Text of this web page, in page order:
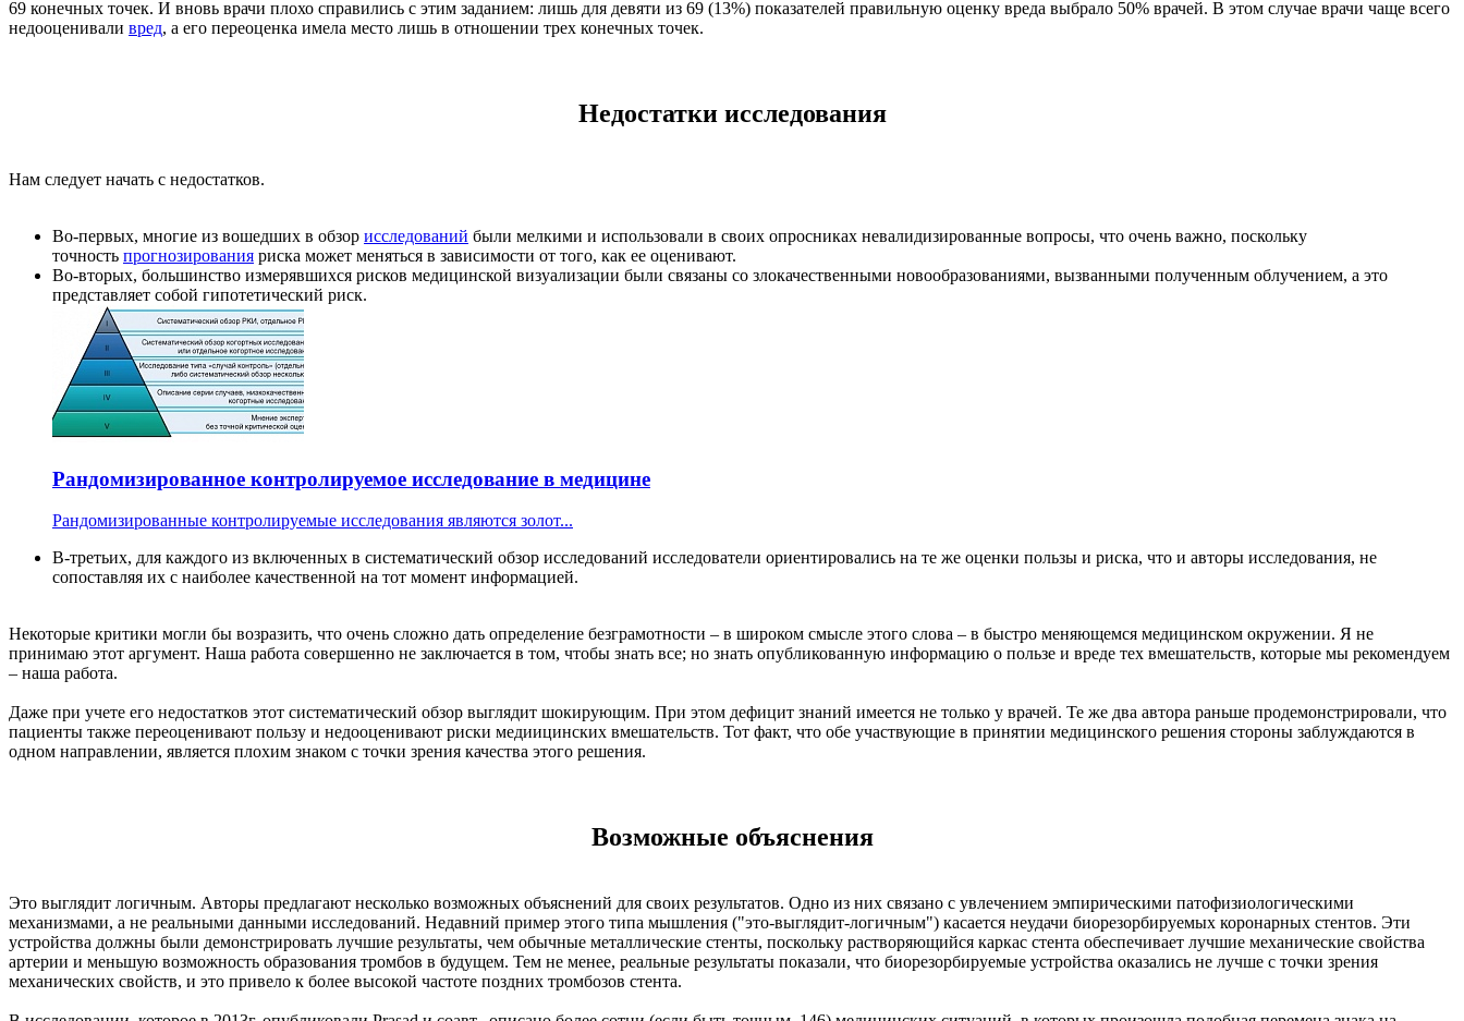
69 конечных точек. И вновь врачи плохо справились с этим заданием: лишь для девяти из 69 (13%) показателей правильную оценку вреда выбрало 50% врачей. В этом случае врачи чаще всего
недооценивали вред, а его переоценка имела место лишь в отношении трех конечных точек.
Недостатки исследования
Нам следует начать с недостатков.
Во-первых, многие из вошедших в обзор исследований были мелкими и использовали в своих опросниках невалидизированные вопросы, что очень важно, поскольку
точность прогнозирования риска может меняться в зависимости от того, как ее оценивают.
Во-вторых, большинство измерявшихся рисков медицинской визуализации были связаны со злокачественными новообразованиями, вызванными полученным облучением, а это
представляет собой гипотетический риск.
Рандомизированное контролируемое исследование в медицине
Рандомизированные контролируемые исследования являются золот...
В-третьих, для каждого из включенных в систематический обзор исследований исследователи ориентировались на те же оценки пользы и риска, что и авторы исследования, не
сопоставляя их с наиболее качественной на тот момент информацией.
Некоторые критики могли бы возразить, что очень сложно дать определение безграмотности – в широком смысле этого слова – в быстро меняющемся медицинском окружении. Я не
принимаю этот аргумент. Наша работа совершенно не заключается в том, чтобы знать все; но знать опубликованную информацию о пользе и вреде тех вмешательств, которые мы рекомендуем
– наша работа.
Даже при учете его недостатков этот систематический обзор выглядит шокирующим. При этом дефицит знаний имеется не только у врачей. Те же два автора раньше продемонстрировали, что
пациенты также переоценивают пользу и недооценивают риски медиицинских вмешательств. Тот факт, что обе участвующие в принятии медицинского решения стороны заблуждаются в
одном направлении, является плохим знаком с точки зрения качества этого решения.
Возможные объяснения
Это выглядит логичным. Авторы предлагают несколько возможных объяснений для своих результатов. Одно из них связано с увлечением эмпирическими патофизиологическими
механизмами, а не реальными данными исследований. Недавний пример этого типа мышления ("это-выглядит-логичным") касается неудачи биорезорбируемых коронарных стентов. Эти
устройства должны были демонстрировать лучшие результаты, чем обычные металлические стенты, поскольку растворяющийся каркас стента обеспечивает лучшие механические свойства
артерии и меньшую возможность образования тромбов в будущем. Тем не менее, реальные результаты показали, что биорезорбируемые устройства оказались не лучше с точки зрения
механических свойств, и это привело к более высокой частоте поздних тромбозов стента.